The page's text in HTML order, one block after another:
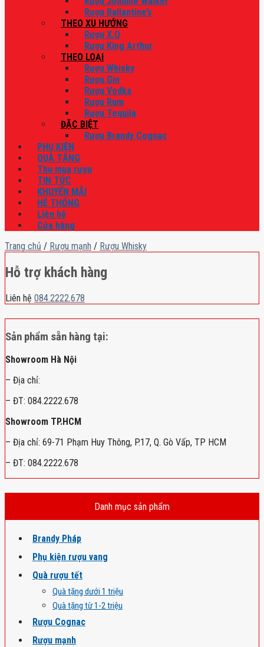
Rượu Ballantine’s
THEO XU HƯỚNG
Rượu X.O
Rượu King Arthur
THEO LOẠI
Rượu Whisky
Rượu Gin
Rượu Vodka
Rượu Rum
Rượu Tequila
ĐẶC BIỆT
Rượu Brandy Cognac
PHỤ KIỆN
QUÀ TẶNG
Thu mua rượu
TIN TỨC
KHUYẾN MÃI
HỆ THỐNG
Liên hệ
Cửa hàng
Trang chủ / Rượu mạnh / Rượu Whisky
Hỗ trợ khách hàng
Liên hệ 084.2222.678
Sản phẩm sẵn hàng tại:
Showroom Hà Nội
– Địa chỉ:
– ĐT: 084.2222.678
Showroom TP.HCM
– Địa chỉ: 69-71 Phạm Huy Thông, P.17, Q. Gò Vấp, TP HCM
– ĐT: 084.2222.678
Danh mục sản phẩm
Brandy Pháp
Phụ kiện rượu vang
Quà rượu tết
Quà tặng dưới 1 triệu
Quà tặng từ 1-2 triệu
Rượu Cognac
Rượu mạnh